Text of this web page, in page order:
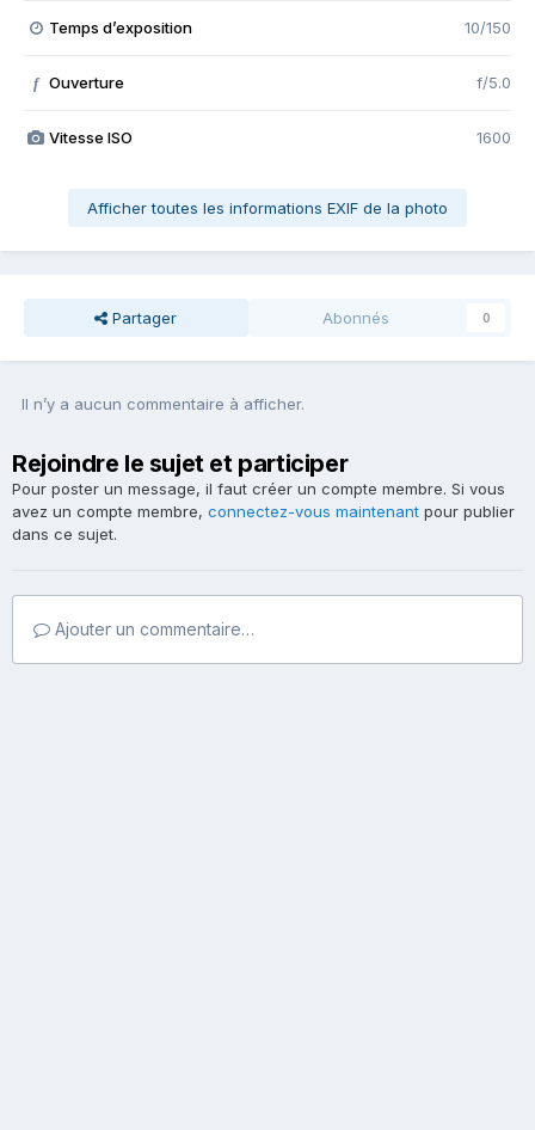
Temps d’exposition 10/150
f Ouverture f/5.0
Vitesse ISO 1600
Afficher toutes les informations EXIF de la photo
Partager Abonnés 0
Il n’y a aucun commentaire à afficher.
Rejoindre le sujet et participer
Pour poster un message, il faut créer un compte membre. Si vous
avez un compte membre, connectez-vous maintenant pour publier
dans ce sujet.
Ajouter un commentaire…